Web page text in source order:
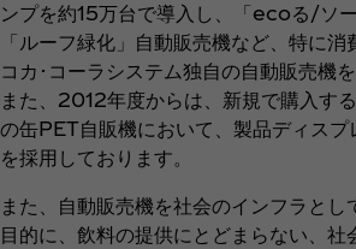
ンプを約15万台で導入し、「ecoる/ソ
「ルーフ緑化」自動販売機など、特に
コカ･コーラシステム独自の自動販売機
また、2012年度からは、新規で購入す
の缶PET自販機において、製品ディス
を採用しております。
また、自動販売機を社会のインフラとし
目的に、飲料の提供にとどまらない、社